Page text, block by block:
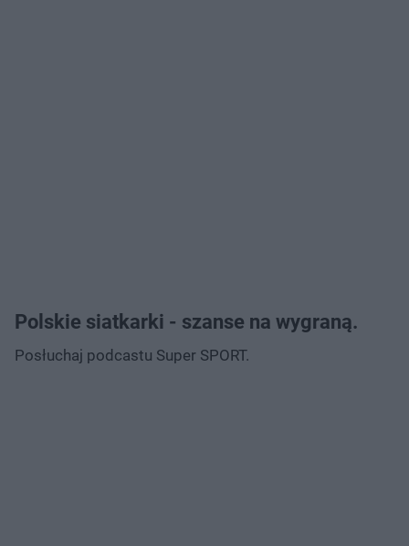
Polskie siatkarki - szanse na wygraną.
Posłuchaj podcastu Super SPORT.